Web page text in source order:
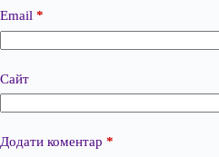
Email *
Сайт
Додати коментар *